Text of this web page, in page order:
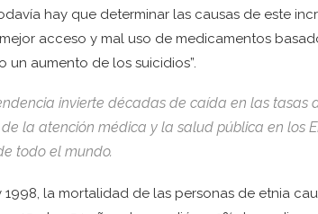
hay que determinar las causas de este
acceso y mal uso de medicamentos
un aumento de los suicidios”.
invierte décadas de caída en las
la atención médica y la salud pública en los
todo el mundo.
1998, la mortalidad de las personas de etnia